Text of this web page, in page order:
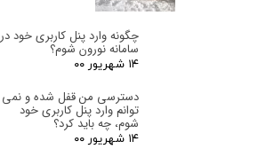
چگونه وارد پنل کاربری خود در
سامانه نورون شوم؟
۱۴ شهریور ۰۰
دسترسی من قفل شده و نمی
توانم وارد پنل کاربری خود
شوم، چه باید کرد؟
۱۴ شهریور ۰۰